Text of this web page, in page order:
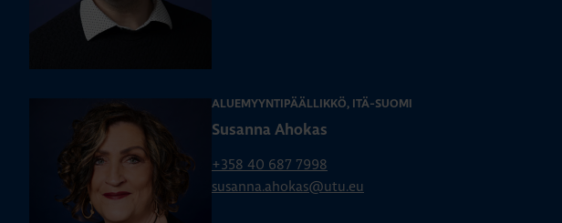
ALUEMYYNTIPÄÄLLIKKÖ, ITÄ-SUOMI
Susanna Ahokas
+358 40 687 7998
susanna.ahokas@utu.eu